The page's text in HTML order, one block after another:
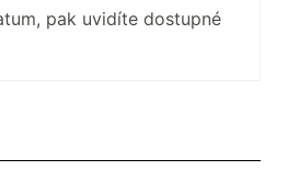
pak uvidíte dostupné